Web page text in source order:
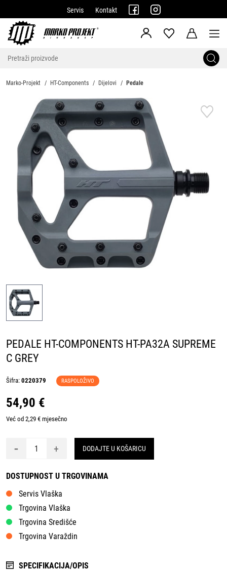
Servis Kontakt
Marko-Projekt HT-Components Dijelovi Pedale
PEDALE HT-COMPONENTS HT-PA32A SUPREME
C GREY
Šifra: 0220379 RASPOLOŽIVO
54,90 €
Već od 2,29 € mjesečno
- + DODAJTE U KOŠARICU
DOSTUPNOST U TRGOVINAMA
Servis Vlaška
Trgovina Vlaška
Trgovina Središće
Trgovina Varaždin
SPECIFIKACIJA/OPIS